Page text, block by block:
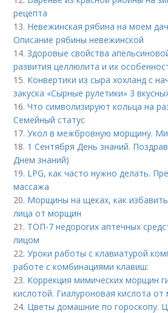
рецепта
13. Невежинская рябина на моем
Описание рябины невежинской
14.Здоровые свойства
развития целлюлита и их
15. Конвертики из сыра хохланд с
закуска «Сырные рулетики» 3
16.Что символизируют кольца на
Семейный статус
17.Укол в межбровную морщину.
18. 1 Сентября День знаний.
Днем знаний)
19. LPG, как часто нужно делать.
массажа
20. Морщины на щеках, как
лица от морщин
21. ТОП-7 недорогих аптечных
лицом
22.Уроки работы с клавиатурой
работе с комбинациями клавиш:
23. Коррекция мимических морщин
кислотой. Гиалуроновая кислота
24. Цветы домашние по гороскопу.